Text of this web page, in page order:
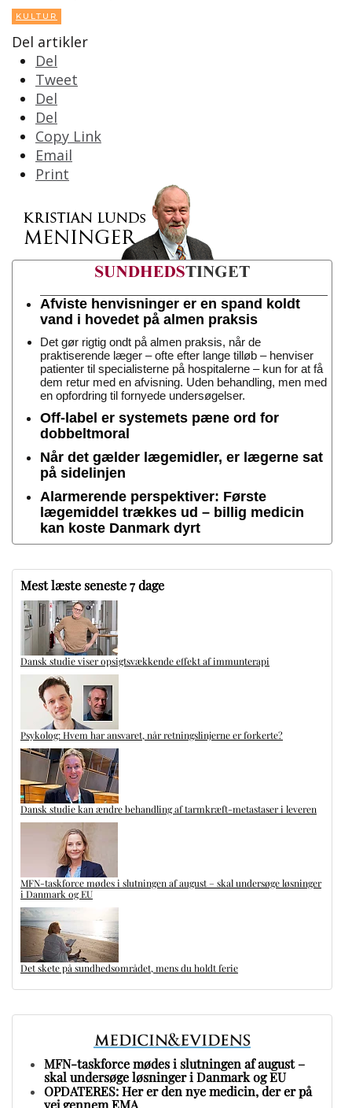
KULTUR
Del artikler
Del
Tweet
Del
Del
Copy Link
Email
Print
Afviste henvisninger er en spand koldt
vand i hovedet på almen praksis
Det gør rigtig ondt på almen praksis, når de
praktiserende læger – ofte efter lange tilløb – henviser
patienter til specialisterne på hospitalerne – kun for at få
dem retur med en afvisning. Uden behandling, men med
en opfordring til fornyede undersøgelser.
Off-label er systemets pæne ord for
dobbeltmoral
Når det gælder lægemidler, er lægerne sat
på sidelinjen
Alarmerende perspektiver: Første
lægemiddel trækkes ud – billig medicin
kan koste Danmark dyrt
Mest læste seneste 7 dage
Dansk studie viser opsigtsvækkende effekt af immunterapi
Psykolog: Hvem har ansvaret, når retningslinjerne er forkerte?
Dansk studie kan ændre behandling af tarmkræft-metastaser i leveren
MFN-taskforce mødes i slutningen af august – skal undersøge løsninger
i Danmark og EU
Det skete på sundhedsområdet, mens du holdt ferie
MFN-taskforce mødes i slutningen af august –
skal undersøge løsninger i Danmark og EU
OPDATERES: Her er den nye medicin, der er på
vej gennem EMA